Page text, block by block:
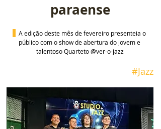
paraense
A edição deste mês de fevereiro presenteia o
público com o show de abertura do jovem e
talentoso Quarteto @ver-o-jazz
#Jazz